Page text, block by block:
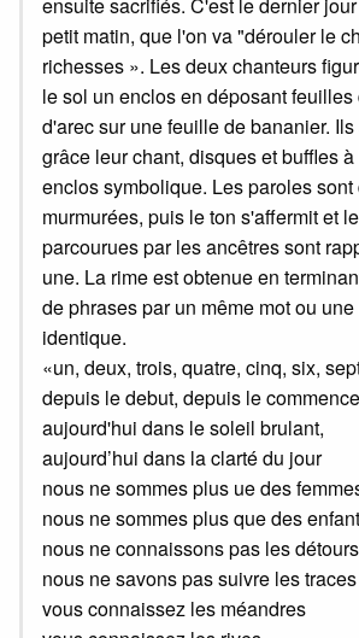
petit matin, que l'on va "dérouler le
richesses ». Les deux chanteurs
le sol un enclos en déposant
d'arec sur une feuille de bananier.
grâce leur chant, disques et buffles
enclos symbolique. Les paroles sont
murmurées, puis le ton s'affermit et
parcourues par les ancêtres sont
une. La rime est obtenue en
de phrases par un même mot ou
identique.
«un, deux, trois, quatre, cinq, six,
depuis le debut, depuis le
aujourd'hui dans le soleil brulant,
aujourd’hui dans la clarté du jour
nous ne sommes plus ue des
nous ne sommes plus que des
nous ne connaissons pas les détours
nous ne savons pas suivre les traces
vous connaissez les méandres